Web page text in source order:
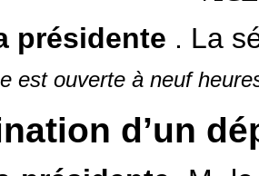
présidente . La
est ouverte à neuf
d’un